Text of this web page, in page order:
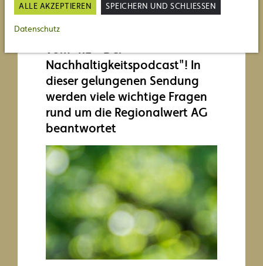
Vorstand Timo Kaphengst im
Gespräch mit Lisa und Jan
vom "RE - Der
Nachhaltigkeitspodcast"! In
dieser gelungenen Sendung
werden viele wichtige Fragen
rund um die Regionalwert AG
beantwortet
ALLE AKZEPTIEREN SPEICHERN UND SCHLIESSEN
Datenschutz